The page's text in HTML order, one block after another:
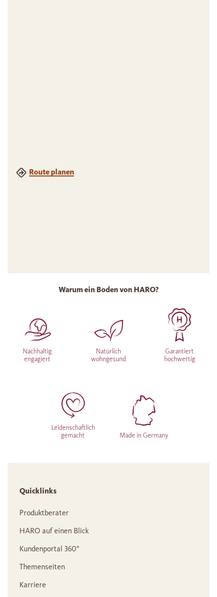
Route planen
Warum ein Boden von HARO?
Nachhaltig
engagiert
Natürlich
wohngesund
Garantiert
hochwertig
Leidenschaftlich
gemacht
Made in Germany
Quicklinks
Produktberater
HARO auf einen Blick
Kundenportal 360°
Themenseiten
Karriere